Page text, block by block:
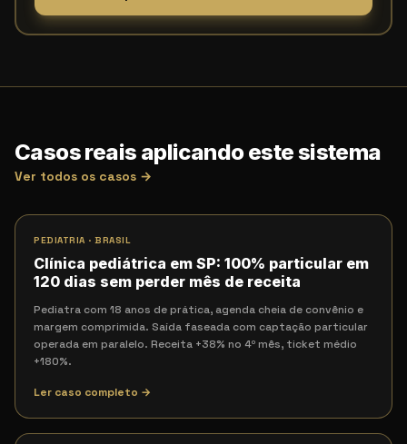
Casos reais aplicando este sistema
Ver todos os casos →
PEDIATRIA · BRASIL
Clínica pediátrica em SP: 100% particular em
120 dias sem perder mês de receita
Pediatra com 18 anos de prática, agenda cheia de convênio e
margem comprimida. Saída faseada com captação particular
operada em paralelo. Receita +38% no 4º mês, ticket médio
+180%.
Ler caso completo →